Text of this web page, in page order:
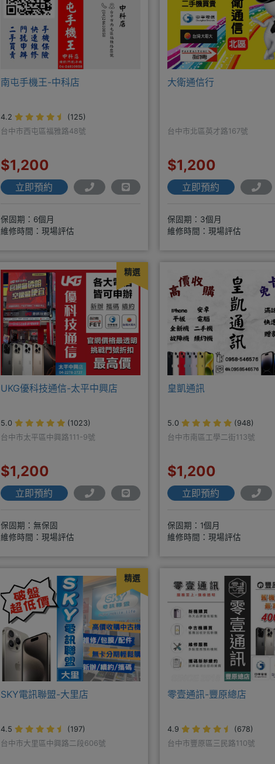
南屯手機王-中科店
4.2
(125)
台中市西屯區福雅路48號
$1,200
立即預約
保固期：6個月
維修時間：現場評估
大衛通信行
台中市北區英才路167號
$1,200
立即預約
保固期：3個月
維修時間：現場評估
精選
UKG優科技通信-太平中興店
5.0
(1023)
台中市太平區中興路111-9號
$1,200
立即預約
保固期：無保固
維修時間：現場評估
皇凱通訊
5.0
(948)
台中市南區工學二街113號
$1,200
立即預約
保固期：1個月
維修時間：現場評估
精選
SKY電訊聯盟-大里店
4.5
(197)
台中市大里區中興路二段606號
零壹通訊-豐原總店
4.9
(678)
台中市豐原區三民路110號